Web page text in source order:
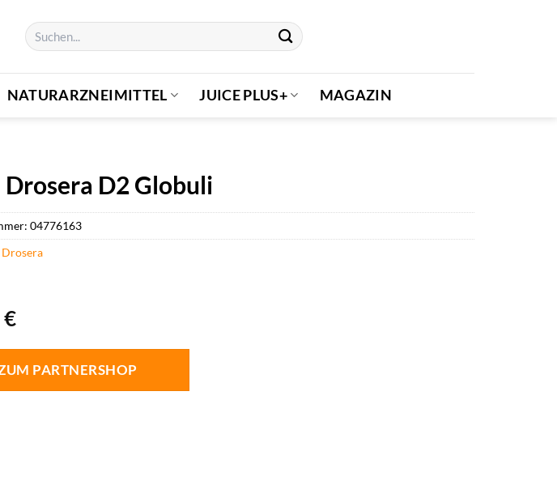
Suchen
nach:
NATURARZNEIMITTEL JUICE PLUS+ MAGAZIN
Drosera D2 Globuli
€
PARTNERSHOP
04776163
Drosera